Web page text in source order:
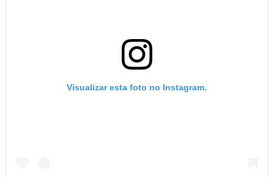
Visualizar esta foto no Instagram.